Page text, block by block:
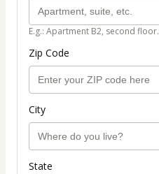
E.g.: Apartment B2, second floor.
Zip Code
City
State